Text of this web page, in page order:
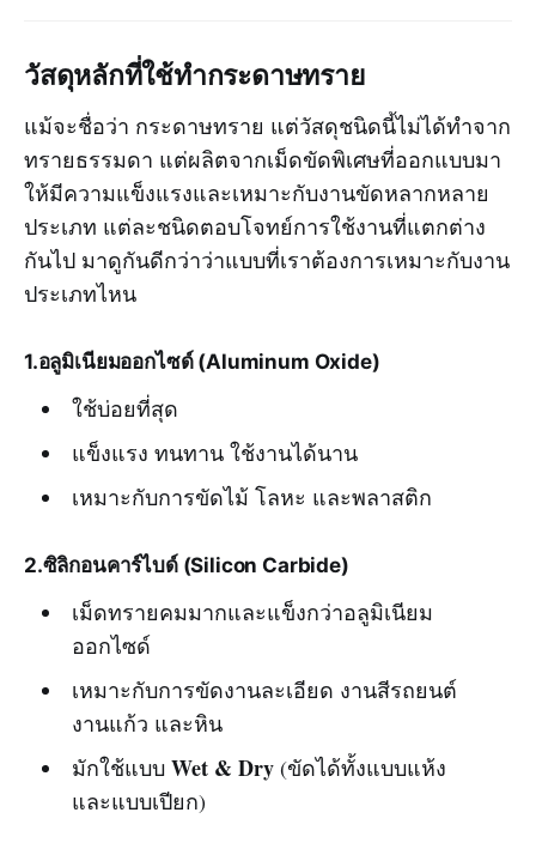
วัสดุหลักที่ใช้ทำกระดาษทราย
แม้จะชื่อว่า กระดาษทราย แต่วัสดุชนิดนี้ไม่ได้ทำจาก
ทรายธรรมดา แต่ผลิตจากเม็ดขัดพิเศษที่ออกแบบมา
ให้มีความแข็งแรงและเหมาะกับงานขัดหลากหลาย
ประเภท แต่ละชนิดตอบโจทย์การใช้งานที่แตกต่าง
กันไป มาดูกันดีกว่าว่าแบบที่เราต้องการเหมาะกับงาน
ประเภทไหน
1.อลูมิเนียมออกไซด์ (Aluminum Oxide)
ใช้บ่อยที่สุด
แข็งแรง ทนทาน ใช้งานได้นาน
เหมาะกับการขัดไม้ โลหะ และพลาสติก
2.ซิลิกอนคาร์ไบด์ (Silicon Carbide)
เม็ดทรายคมมากและแข็งกว่าอลูมิเนียม
ออกไซด์
เหมาะกับการขัดงานละเอียด งานสีรถยนต์
งานแก้ว และหิน
มักใช้แบบ Wet & Dry(ขัดได้ทั้งแบบแห้ง
และแบบเปียก)